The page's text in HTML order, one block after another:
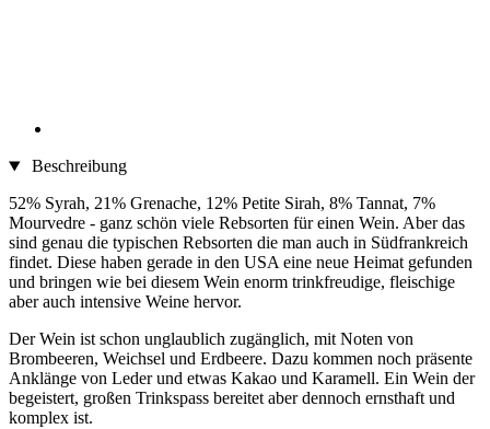
Beschreibung
52% Syrah, 21% Grenache, 12% Petite Sirah, 8% Tannat, 7%
Mourvedre - ganz schön viele Rebsorten für einen Wein. Aber das
sind genau die typischen Rebsorten die man auch in Südfrankreich
findet. Diese haben gerade in den USA eine neue Heimat gefunden
und bringen wie bei diesem Wein enorm trinkfreudige, fleischige
aber auch intensive Weine hervor.
Der Wein ist schon unglaublich zugänglich, mit Noten von
Brombeeren, Weichsel und Erdbeere. Dazu kommen noch präsente
Anklänge von Leder und etwas Kakao und Karamell. Ein Wein der
begeistert, großen Trinkspass bereitet aber dennoch ernsthaft und
komplex ist.